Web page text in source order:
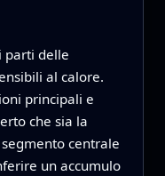
parti delle
al calore.
principali e
che sia la
centrale
un accumulo